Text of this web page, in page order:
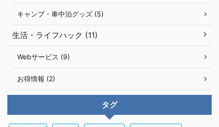
キャンプ・車中泊グッズ (5)
生活・ライフハック (11)
Webサービス (9)
お得情報 (2)
タグ